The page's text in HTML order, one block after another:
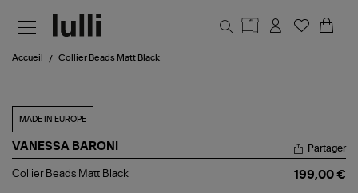
Accueil Collier Beads Matt Black
MADE IN EUROPE
VANESSA BARONI
Collier
Partager
Collier Beads Matt Black 199,00 €